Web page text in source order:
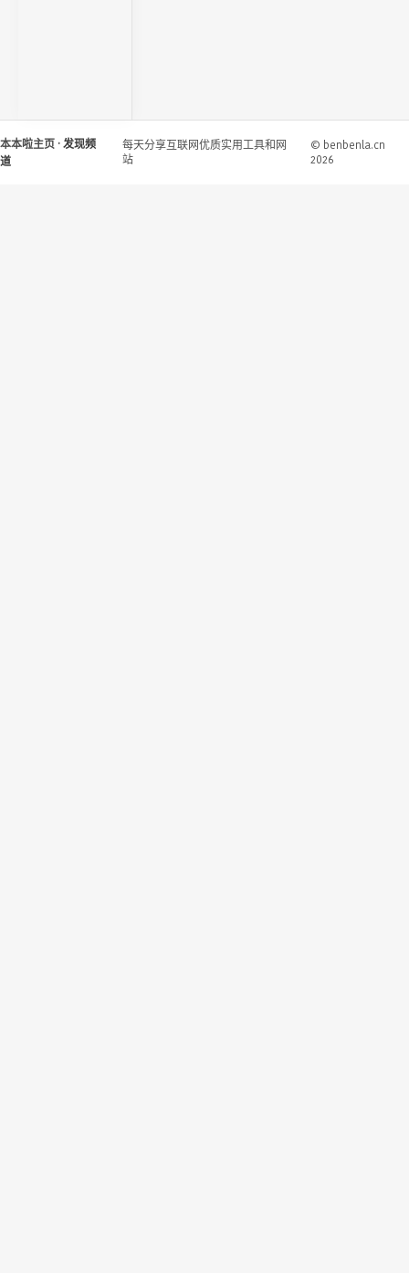
本本啦主页 · 发现频
道
每天分享互联网优质实用工具和网
站
© benbenla.cn
2026